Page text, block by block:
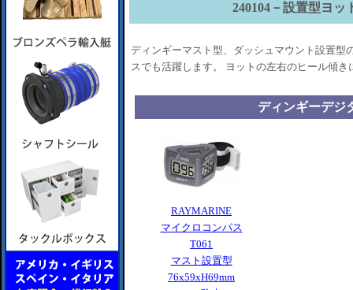
240104－設置型ヨッ
ディンギーマスト型、ダッシュマウント設置型
スでも活躍します。 ヨットの左右のヒール傾き
ディンギーデジ
RAYMARINE
マイクロコンパス
T061
マスト設置型
76x59xH69mm